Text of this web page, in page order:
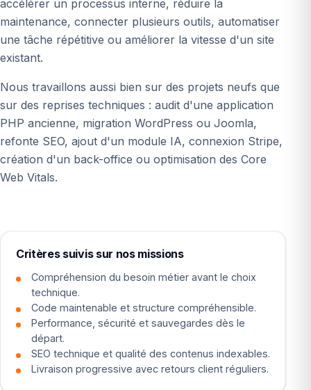
accélérer un processus interne, réduire la
maintenance, connecter plusieurs outils, automatiser
une tâche répétitive ou améliorer la vitesse d'un site
existant.
Nous travaillons aussi bien sur des projets neufs que
sur des reprises techniques : audit d'une application
PHP ancienne, migration WordPress ou Joomla,
refonte SEO, ajout d'un module IA, connexion Stripe,
création d'un back-office ou optimisation des Core
Web Vitals.
Critères suivis sur nos missions
Compréhension du besoin métier avant le choix
technique.
Code maintenable et structure compréhensible.
Performance, sécurité et sauvegardes dès le
départ.
SEO technique et qualité des contenus indexables.
Livraison progressive avec retours client réguliers.